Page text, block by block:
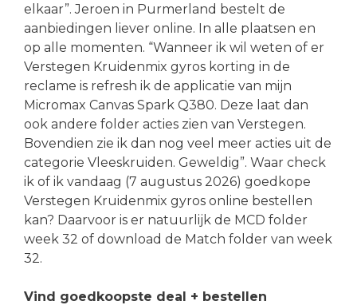
elkaar”. Jeroen in Purmerland bestelt de
aanbiedingen liever online. In alle plaatsen en
op alle momenten. “Wanneer ik wil weten of er
Verstegen Kruidenmix gyros korting in de
reclame is refresh ik de applicatie van mijn
Micromax Canvas Spark Q380. Deze laat dan
ook andere folder acties zien van Verstegen.
Bovendien zie ik dan nog veel meer acties uit de
categorie Vleeskruiden. Geweldig”. Waar check
ik of ik vandaag (7 augustus 2026) goedkope
Verstegen Kruidenmix gyros online bestellen
kan? Daarvoor is er natuurlijk de MCD folder
week 32 of download de Match folder van week
32.
Vind goedkoopste deal + bestellen